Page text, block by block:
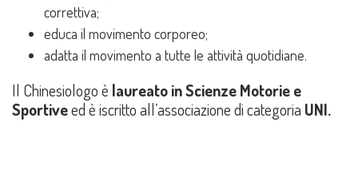
correttiva;
educa il movimento corporeo;
adatta il movimento a tutte le attività quotidiane.
Il Chinesiologo è laureato in Scienze Motorie e
Sportiveed è iscritto all’associazione di categoria UNI.